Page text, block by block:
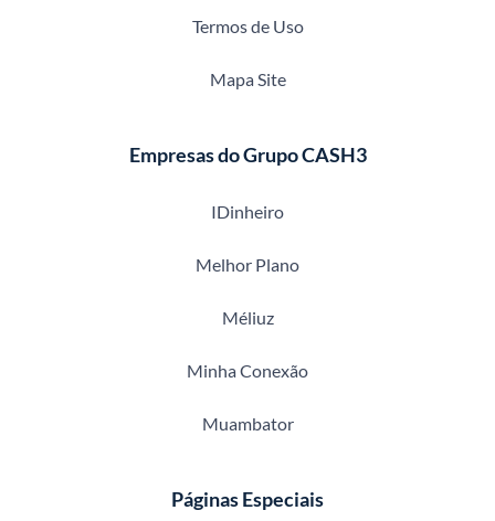
Termos de Uso
Mapa Site
Empresas do Grupo CASH3
IDinheiro
Melhor Plano
Méliuz
Minha Conexão
Muambator
Páginas Especiais